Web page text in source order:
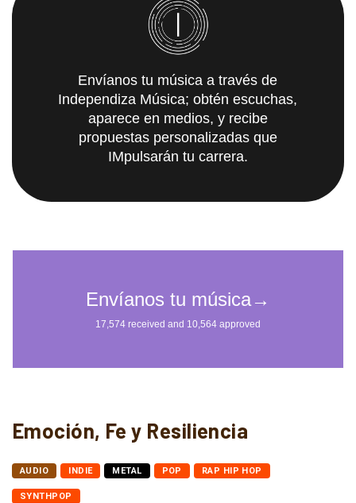
Envíanos tu música a través de
Independiza Música; obtén escuchas,
aparece en medios, y recibe
propuestas personalizadas que
IMpulsarán tu carrera.
Emoción, Fe y Resiliencia
AUDIO INDIE METAL POP RAP HIP HOP
SYNTHPOP